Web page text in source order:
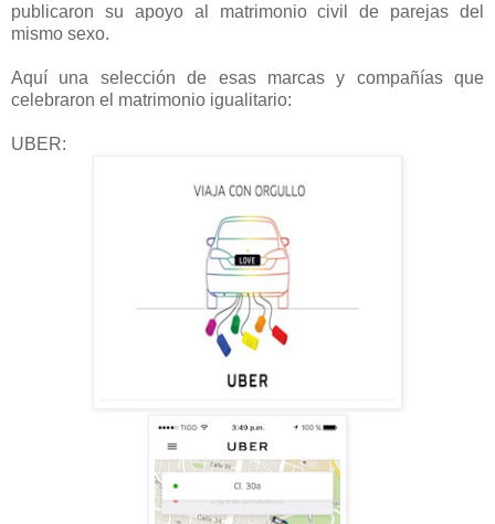
publicaron su apoyo al matrimonio civil de parejas del
mismo sexo.
Aquí una selección de esas marcas y compañías que
celebraron el matrimonio igualitario:
UBER: